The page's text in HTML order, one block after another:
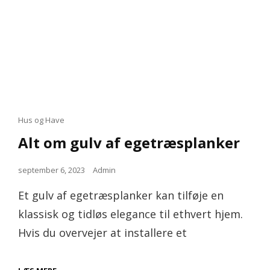
Cat
Links
Hus og Have
Alt om gulv af egetræsplanker
Posted
september 6, 2023 Admin
Et gulv af egetræsplanker kan tilføje en
klassisk og tidløs elegance til ethvert hjem.
Hvis du overvejer at installere et